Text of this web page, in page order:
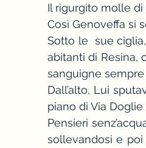
Il rigurgito molle
Così Genoveffa si
Sotto le  sue
abitanti di Resina,
sanguigne
Dall’alto, Lui
piano di Via Doglie
Pensieri
sollevandosi e